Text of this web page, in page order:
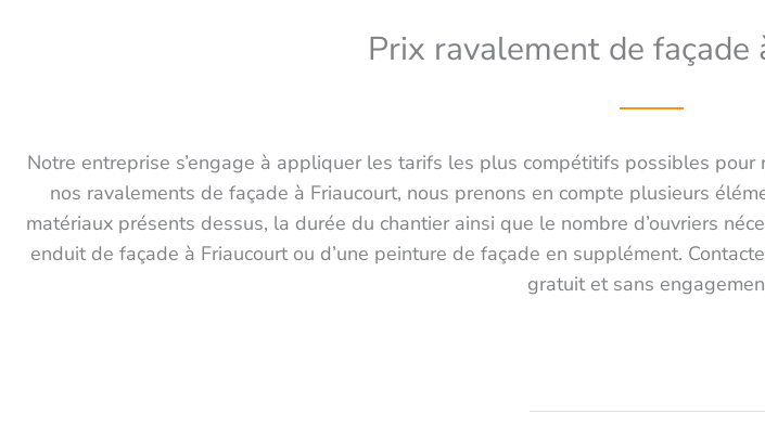
Prix ravalement de façade
Notre entreprise s’engage à appliquer les tarifs les plus compétitifs possibles
nos ravalements de façade à Friaucourt, nous prenons en compte plusieurs
matériaux présents dessus, la durée du chantier ainsi que le nombre d’ouvriers
enduit de façade à Friaucourt ou d’une peinture de façade en supplément.
gratuit et sans